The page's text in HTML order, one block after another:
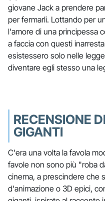
giovane Jack a prendere
per fermarli. Lottando per
l'amore di una principessa
a faccia con questi
esistessero solo nelle
diventare egli stesso una
RECENSIONE
GIGANTI
C'era una volta la favola
favole non sono più "roba
cinema, a prescindere che
d'animazione o 3D epici,